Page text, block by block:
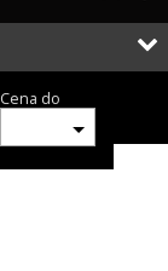
Cena do